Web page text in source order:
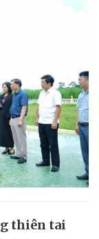
thiên tai